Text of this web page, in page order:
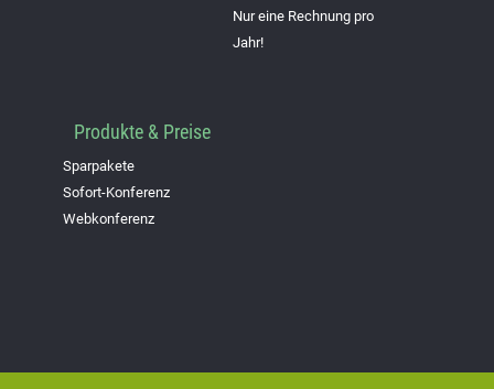
Nur eine Rechnung pro
Jahr!
Produkte & Preise
Sparpakete
Sofort-Konferenz
Webkonferenz